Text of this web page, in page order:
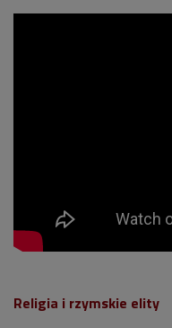
Religia i rzymskie elity